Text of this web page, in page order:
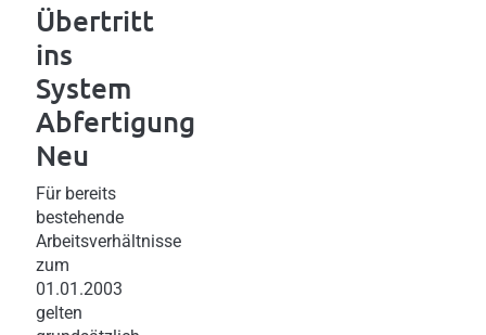
Übertritt
ins
System
Abfertigung
Neu
Für bereits
bestehende
Arbeitsverhältnisse
zum
01.01.2003
gelten